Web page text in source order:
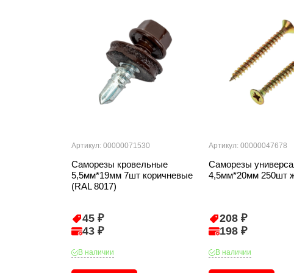
Артикул: 00000071530
Саморезы кровельные
5,5мм*19мм 7шт коричневые
(RAL 8017)
45 ₽
43 ₽
В наличии
Артикул: 00000047678
Саморезы
4,5мм*20мм 250шт
208 ₽
198 ₽
В наличии